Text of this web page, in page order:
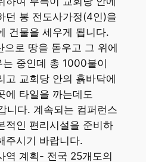
던 봉 전도사가정(4인)을
건물을 세우게 됩니다.
로 땅을 돋우고 그 위에
중인데 총 1000불이
고 교회당 안의 흙바닥에
에 타일을 까는데도
니다. 계속되는 컴퍼런스
적인 편리시설을 준비하
주시기 바랍니다.
역 계획- 전국 25개도의